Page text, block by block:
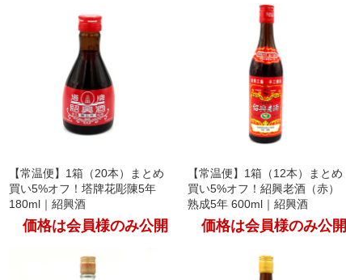
【常温便】1箱（20本）まとめ
買い5%オフ！塔牌花彫陳5年
180ml｜紹興酒
価格は会員様のみ公開
【常温便】1箱（12本）まとめ
買い5%オフ！紹興老酒（赤）
熟成5年 600ml｜紹興酒
価格は会員様のみ公開